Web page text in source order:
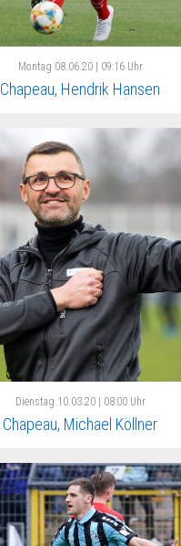
Montag 08.06.20 | 09:16 Uhr
Chapeau, Hendrik Hansen
Dienstag 10.03.20 | 08:00 Uhr
Chapeau, Michael Köllner